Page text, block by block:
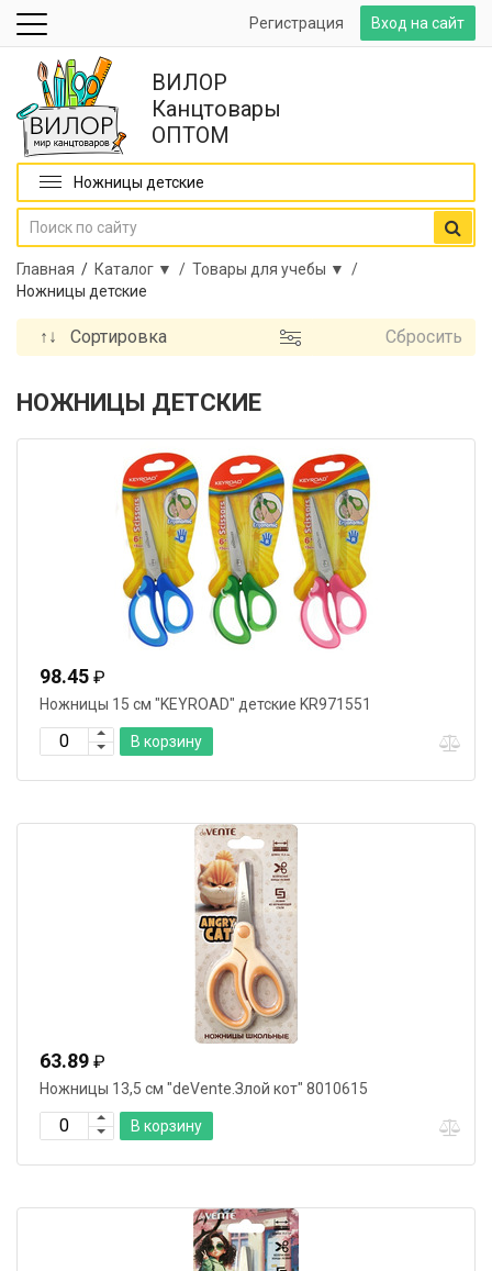
Вход на сайт
Регистрация
ВИЛОР
Канцтовары
ОПТОМ
Ножницы детские
Главная / Каталог ▼ / Товары для учебы ▼ /
Ножницы детские
↑↓ Сортировка Сбросить
НОЖНИЦЫ ДЕТСКИЕ
98.45 ₽
Ножницы 15 cм "KEYROAD" детские KR971551
В корзину
63.89 ₽
Ножницы 13,5 см "deVente.Злой кот" 8010615
В корзину